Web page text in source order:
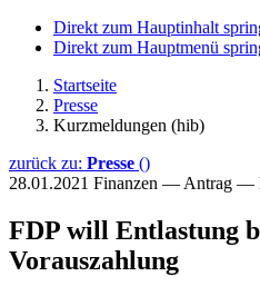
Direkt zum Hauptinhalt
Direkt zum Hauptmenü
Startseite
Presse
Kurzmeldungen (hib)
zurück zu: Presse ()
28.01.2021 Finanzen — Antrag —
FDP will Entlastung
Vorauszahlung